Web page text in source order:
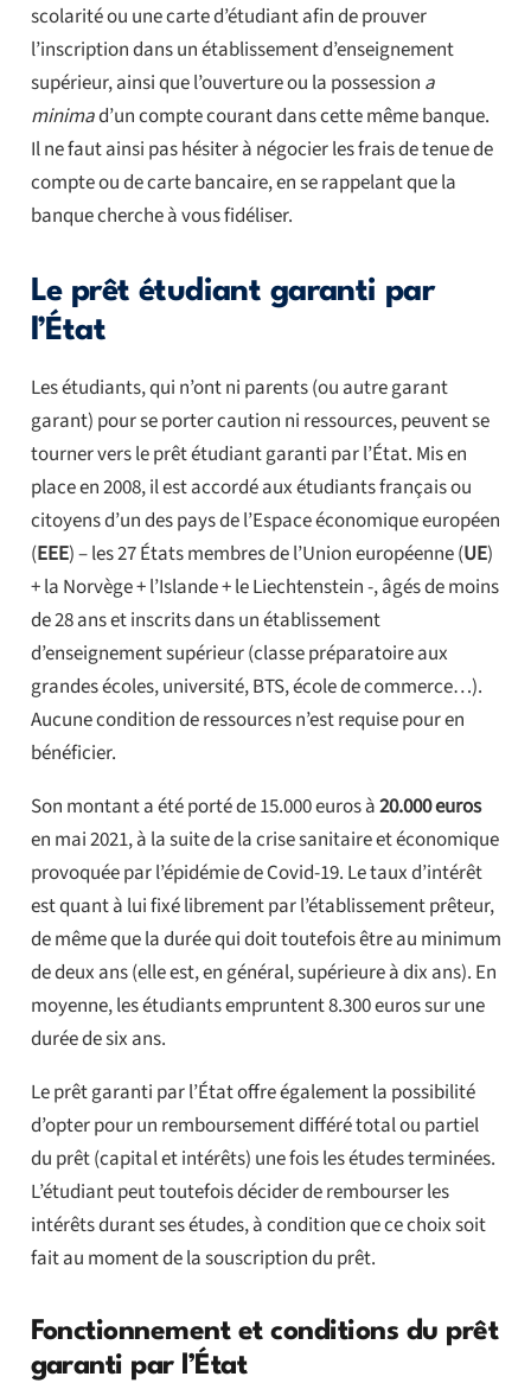
scolarité ou une carte d’étudiant afin de prouver
l’inscription dans un établissement d’enseignement
supérieur, ainsi que l’ouverture ou la possession a
minimad’un compte courant dans cette même banque.
Il ne faut ainsi pas hésiter à négocier les frais de tenue de
compte ou de carte bancaire, en se rappelant que la
banque cherche à vous fidéliser.
Le prêt étudiant garanti par
l’État
Les étudiants, qui n’ont ni parents (ou autre garant
garant) pour se porter caution ni ressources, peuvent se
tourner vers le prêt étudiant garanti par l’État. Mis en
place en 2008, il est accordé aux étudiants français ou
citoyens d’un des pays de l’Espace économique européen
(EEE) – les 27 États membres de l’Union européenne (UE)
+ la Norvège + l’Islande + le Liechtenstein -, âgés de moins
de 28 ans et inscrits dans un établissement
d’enseignement supérieur (classe préparatoire aux
grandes écoles, université, BTS, école de commerce…).
Aucune condition de ressources n’est requise pour en
bénéficier.
Son montant a été porté de 15.000 euros à20.000 euros
en mai 2021, à la suite de la crise sanitaire et économique
provoquée par l’épidémie de Covid-19. Le taux d’intérêt
est quant à lui fixé librement par l’établissement prêteur,
de même que la durée qui doit toutefois être au minimum
de deux ans (elle est, en général, supérieure à dix ans). En
moyenne, les étudiants empruntent 8.300 euros sur une
durée de six ans.
Le prêt garanti par l’État offre également la possibilité
d’opter pour un remboursement différé total ou partiel
du prêt (capital et intérêts) une fois les études terminées.
L’étudiant peut toutefois décider de rembourser les
intérêts durant ses études, à condition que ce choix soit
fait au moment de la souscription du prêt.
Fonctionnement et conditions du prêt
garanti par l’État